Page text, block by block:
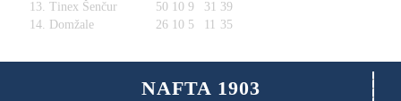
13. Tinex Šenčur 50 10 9 31 39
14. Domžale 26 10 5 11 35